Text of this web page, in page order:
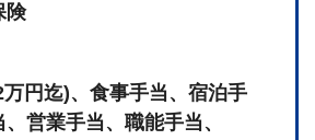
険
円迄)、食事手当、宿泊手
営業手当、職能手当、